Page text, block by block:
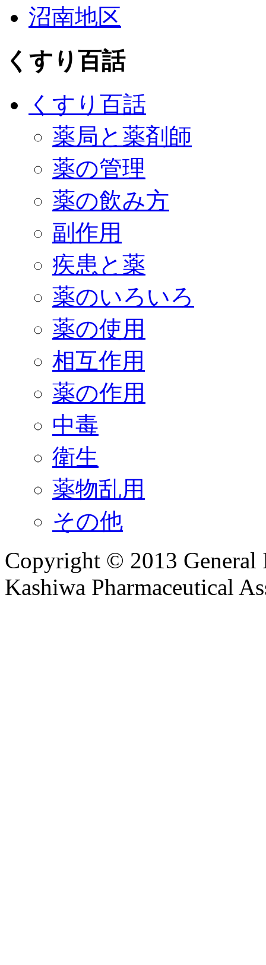
沼南地区
くすり百話
くすり百話
薬局と薬剤師
薬の管理
薬の飲み方
副作用
疾患と薬
薬のいろいろ
薬の使用
相互作用
薬の作用
中毒
衛生
薬物乱用
その他
Copyright © 2013 General
Kashiwa Pharmaceutical